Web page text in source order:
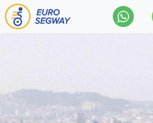
Navegação principal